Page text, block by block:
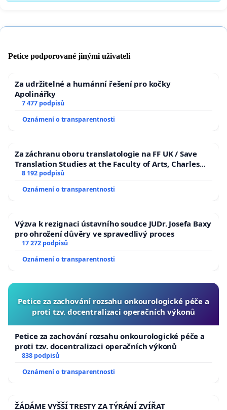
Petice podporované jinými uživateli
Za udržitelné a humánní řešení pro kočky
Apolinářky
7 477 podpisů
Oznámení o transparentnosti
Za záchranu oboru translatologie na FF UK / Save
Translation Studies at the Faculty of Arts, Charles
University
8 192 podpisů
Oznámení o transparentnosti
Výzva k rezignaci ústavního soudce JUDr. Josefa Baxy
pro ohrožení důvěry ve spravedlivý proces
17 272 podpisů
Oznámení o transparentnosti
Petice za zachování rozsahu onkourologické péče a
proti tzv. docentralizaci operačních výkonů
Petice za zachování rozsahu onkourologické péče a
proti tzv. docentralizaci operačních výkonů
838 podpisů
Oznámení o transparentnosti
ŽÁDÁME VYŠŠÍ TRESTY ZA TÝRÁNÍ ZVÍŘAT